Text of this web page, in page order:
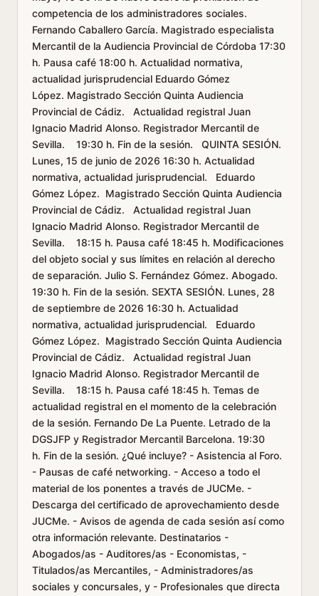
competencia de los administradores sociales.
Fernando Caballero García. Magistrado especialista
Mercantil de la Audiencia Provincial de Córdoba 17:30
h. Pausa café 18:00 h. Actualidad normativa,
actualidad jurisprudencial Eduardo Gómez
López. Magistrado Sección Quinta Audiencia
Provincial de Cádiz. Actualidad registral Juan
Ignacio Madrid Alonso. Registrador Mercantil de
Sevilla. 19:30 h. Fin de la sesión. QUINTA SESIÓN.
Lunes, 15 de junio de 2026 16:30 h. Actualidad
normativa, actualidad jurisprudencial. Eduardo
Gómez López. Magistrado Sección Quinta Audiencia
Provincial de Cádiz. Actualidad registral Juan
Ignacio Madrid Alonso. Registrador Mercantil de
Sevilla. 18:15 h. Pausa café 18:45 h. Modificaciones
del objeto social y sus límites en relación al derecho
de separación. Julio S. Fernández Gómez. Abogado.
19:30 h. Fin de la sesión. SEXTA SESIÓN. Lunes, 28
de septiembre de 2026 16:30 h. Actualidad
normativa, actualidad jurisprudencial. Eduardo
Gómez López. Magistrado Sección Quinta Audiencia
Provincial de Cádiz. Actualidad registral Juan
Ignacio Madrid Alonso. Registrador Mercantil de
Sevilla. 18:15 h. Pausa café 18:45 h. Temas de
actualidad registral en el momento de la celebración
de la sesión. Fernando De La Puente. Letrado de la
DGSJFP y Registrador Mercantil Barcelona. 19:30
h. Fin de la sesión. ¿Qué incluye? - Asistencia al Foro.
- Pausas de café networking. - Acceso a todo el
material de los ponentes a través de JUCMe. -
Descarga del certificado de aprovechamiento desde
JUCMe. - Avisos de agenda de cada sesión así como
otra información relevante. Destinatarios -
Abogados/as - Auditores/as - Economistas, -
Titulados/as Mercantiles, - Administradores/as
sociales y concursales, y - Profesionales que directa